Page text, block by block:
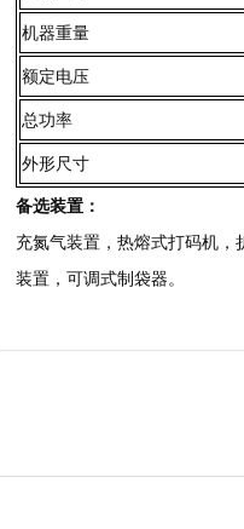
机器重量
额定电压
总功率
外形尺寸
备选装置：
充氮气装置，热熔式打码机
装置，可调式制袋器。